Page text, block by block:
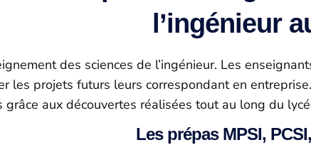
l’ingénieur
des sciences de l’ingénieur. Les
les projets futurs leurs correspondant en
aux découvertes réalisées tout au long du
Les prépas MPSI,